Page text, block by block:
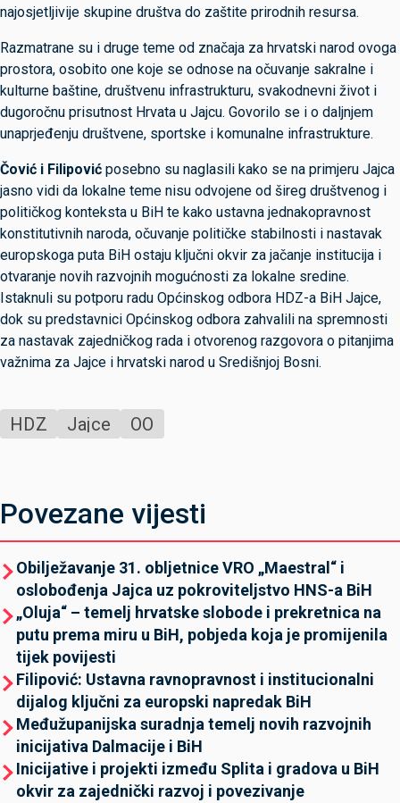
najosjetljivije skupine društva do zaštite prirodnih resursa.
Razmatrane su i druge teme od značaja za hrvatski narod ovoga
prostora, osobito one koje se odnose na očuvanje sakralne i
kulturne baštine, društvenu infrastrukturu, svakodnevni život i
dugoročnu prisutnost Hrvata u Jajcu. Govorilo se i o daljnjem
unaprjeđenju društvene, sportske i komunalne infrastrukture.
Čović i Filipović posebno su naglasili kako se na primjeru Jajca
jasno vidi da lokalne teme nisu odvojene od šireg društvenog i
političkog konteksta u BiH te kako ustavna jednakopravnost
konstitutivnih naroda, očuvanje političke stabilnosti i nastavak
europskoga puta BiH ostaju ključni okvir za jačanje institucija i
otvaranje novih razvojnih mogućnosti za lokalne sredine.
Istaknuli su potporu radu Općinskog odbora HDZ-a BiH Jajce,
dok su predstavnici Općinskog odbora zahvalili na spremnosti
za nastavak zajedničkog rada i otvorenog razgovora o pitanjima
važnima za Jajce i hrvatski narod u Središnjoj Bosni.
HDZ Jajce OO
Povezane vijesti
Obilježavanje 31. obljetnice VRO „Maestral“ i
oslobođenja Jajca uz pokroviteljstvo HNS-a BiH
„Oluja“ – temelj hrvatske slobode i prekretnica na
putu prema miru u BiH, pobjeda koja je promijenila
tijek povijesti
Filipović: Ustavna ravnopravnost i institucionalni
dijalog ključni za europski napredak BiH
Međužupanijska suradnja temelj novih razvojnih
inicijativa Dalmacije i BiH
Inicijative i projekti između Splita i gradova u BiH
okvir za zajednički razvoj i povezivanje